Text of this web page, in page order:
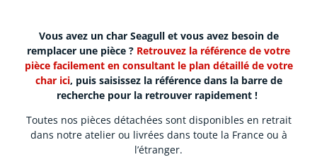
Vous avez un char Seagull et vous avez besoin de
remplacer une pièce ? Retrouvez la référence de votre
pièce facilement en consultant le plan détaillé de votre
char ici, puis saisissez la référence dans la barre de
recherche pour la retrouver rapidement !
Toutes nos pièces détachées sont disponibles en retrait
dans notre atelier ou livrées dans toute la France ou à
l’étranger.